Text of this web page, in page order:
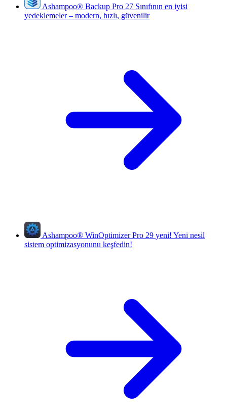
Ashampoo® Backup Pro 27 Sınıfının en iyisi
yedeklemeler – modern, hızlı, güvenilir
Ashampoo® WinOptimizer Pro 29 yeni! Yeni nesil
sistem optimizasyonunu keşfedin!